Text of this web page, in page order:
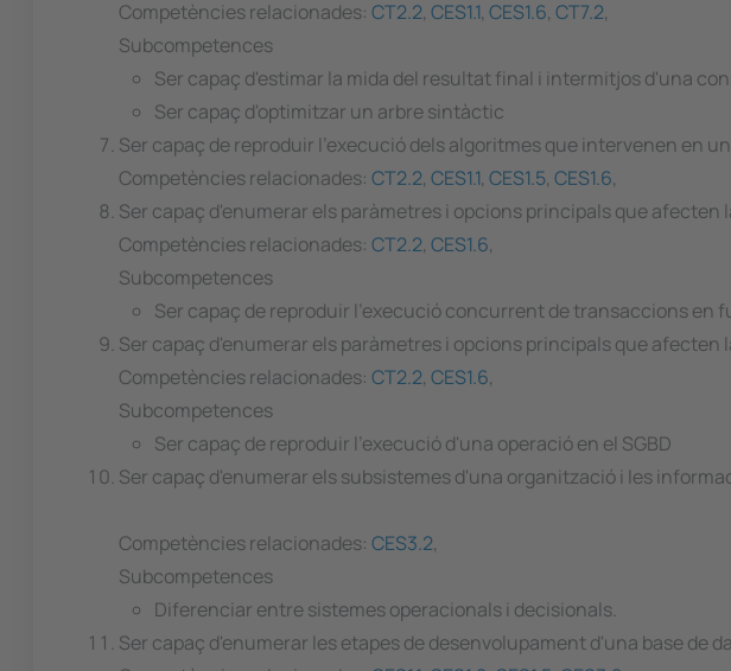
Competències relacionades: CT2.2, CES1.1, CES1.6, CT7.2,
Subcompetences
Ser capaç d'estimar la mida del resultat final i intermitjos d'una
Ser capaç d'optimitzar un arbre sintàctic
Ser capaç de reproduir l'execució dels algoritmes que intervenen en
Competències relacionades: CT2.2, CES1.1, CES1.5, CES1.6,
Ser capaç d'enumerar els paràmetres i opcions principals que
Competències relacionades: CT2.2, CES1.6,
Subcompetences
Ser capaç de reproduir l'execució concurrent de transaccions en
Ser capaç d'enumerar els paràmetres i opcions principals que
Competències relacionades: CT2.2, CES1.6,
Subcompetences
Ser capaç de reproduir l'execució d'una operació en el SGBD
Ser capaç d'enumerar els subsistemes d'una organització i les
Competències relacionades: CES3.2,
Subcompetences
Diferenciar entre sistemes operacionals i decisionals.
Ser capaç d'enumerar les etapes de desenvolupament d'una base de